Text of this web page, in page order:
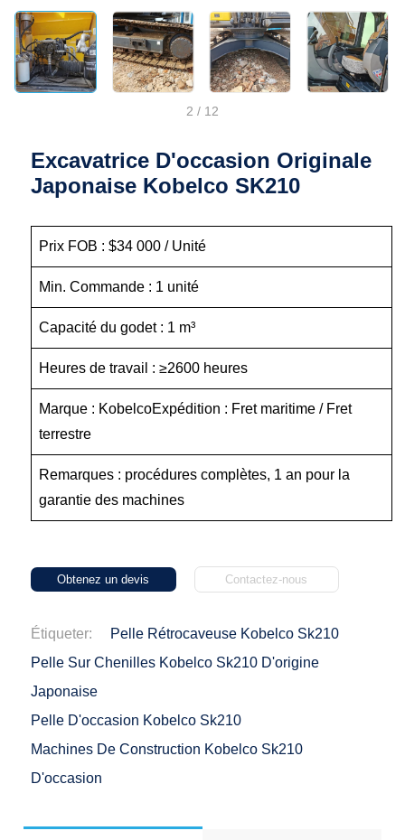
2 / 12
Excavatrice D'occasion Originale
Japonaise Kobelco SK210
Prix FOB : $34 000 / Unité
Min. Commande : 1 unité
Capacité du godet : 1 m³
Heures de travail : ≥2600 heures
Marque : KobelcoExpédition : Fret maritime / Fret
terrestre
Remarques : procédures complètes, 1 an pour la
garantie des machines
Obtenez un devis Contactez-nous
Étiqueter:
Pelle Rétrocaveuse Kobelco Sk210
Pelle Sur Chenilles Kobelco Sk210 D'origine
Japonaise
Pelle D'occasion Kobelco Sk210
Machines De Construction Kobelco Sk210
D'occasion